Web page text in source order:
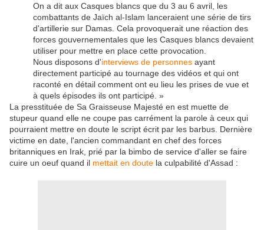
On a dit aux Casques blancs que du 3 au 6 avril, les
combattants de Jaïch al-Islam lanceraient une série de tirs
d'artillerie sur Damas. Cela provoquerait une réaction des
forces gouvernementales que les Casques blancs devaient
utiliser pour mettre en place cette provocation.
Nous disposons d'interviews de personnes ayant
directement participé au tournage des vidéos et qui ont
raconté en détail comment ont eu lieu les prises de vue et
à quels épisodes ils ont participé. »
La presstituée de Sa Graisseuse Majesté en est muette de
stupeur quand elle ne coupe pas carrément la parole à ceux qui
pourraient mettre en doute le script écrit par les barbus. Dernière
victime en date, l'ancien commandant en chef des forces
britanniques en Irak, prié par la bimbo de service d'aller se faire
cuire un oeuf quand il mettait en doute la culpabilité d'Assad :